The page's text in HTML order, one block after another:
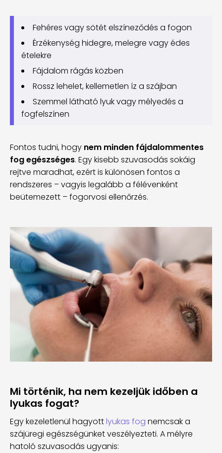
Fehéres vagy sötét elszíneződés a fogon
Érzékenység hidegre, melegre vagy édes
ételekre
Fájdalom rágás közben
Rossz lehelet, kellemetlen íz a szájban
Szemmel látható lyuk vagy mélyedés a
fogfelszínen
Fontos tudni, hogy nem minden fájdalommentes
fog egészséges. Egy kisebb szuvasodás sokáig
rejtve maradhat, ezért is különösen fontos a
rendszeres – vagyis legalább a félévenként
beütemezett – fogorvosi ellenőrzés.
Mi történik, ha nem kezeljük időben a
lyukas fogat?
Egy kezeletlenül hagyottlyukas fog nemcsak a
szájüregi egészségünket veszélyezteti. A mélyre
hatoló szuvasodás ugyanis: